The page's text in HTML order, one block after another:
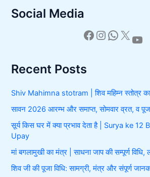
r
r
:
Social Media
Recent Posts
Shiv Mahimna stotram | शिव महिम्न स्तोत्र का
सावन 2026 आरम्भ और समाप्त, सोमवार व्रत, व पूजा
सूर्य किस घर में क्या प्रभाव देता है | Surya ke
Upay
मां बगलामुखी का मंत्र | साधना जाप की सम्पूर्ण
शिव जी की पूजा विधि: सामग्री, मंत्र और संपूर्ण